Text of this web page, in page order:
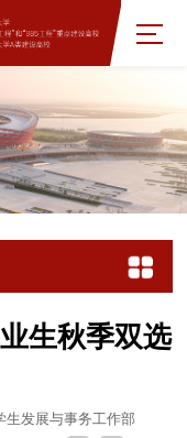
生秋季双选
生发展与事务工作部